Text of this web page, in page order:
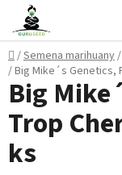
Přejít
obsah
Domů
/Semena marihuany/
/Big Mike´s Genetics,
Big
Trop
ks